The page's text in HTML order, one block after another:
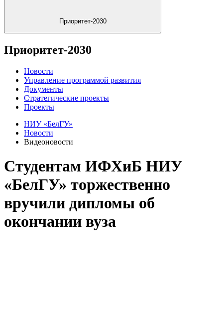
Приоритет-2030
Приоритет-2030
Новости
Управление программой развития
Документы
Стратегические проекты
Проекты
НИУ «БелГУ»
Новости
Видеоновости
Студентам ИФХиБ НИУ
«БелГУ» торжественно
вручили дипломы об
окончании вуза